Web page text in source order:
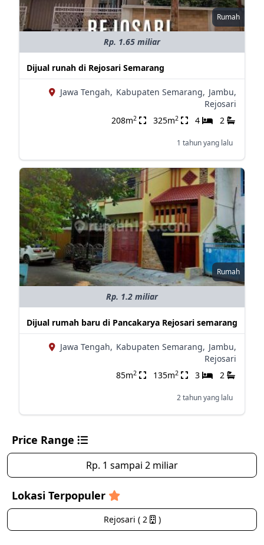
Rumah
Rp. 1.65 miliar
Dijual runah di Rejosari Semarang
Jawa Tengah, Kabupaten Semarang, Jambu,
Rejosari
208m2 325m2 4 2
1 tahun yang lalu
Rumah
Rp. 1.2 miliar
Dijual rumah baru di Pancakarya Rejosari semarang
Jawa Tengah, Kabupaten Semarang, Jambu,
Rejosari
85m2 135m2 3 2
2 tahun yang lalu
Price Range
Rp. 1 sampai 2 miliar
Lokasi Terpopuler
Rejosari ( 2 )